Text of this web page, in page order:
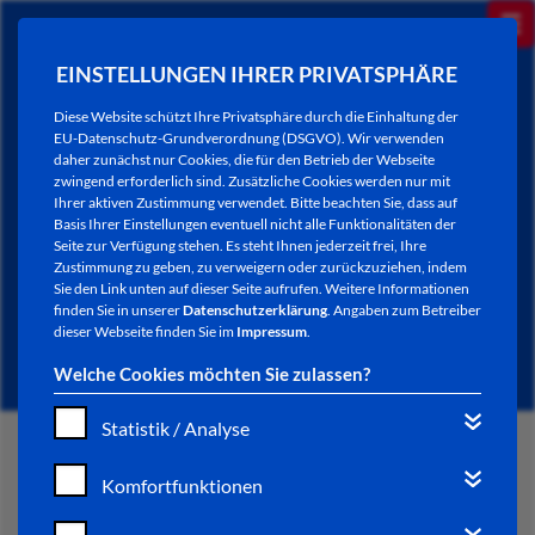
EINSTELLUNGEN IHRER PRIVATSPHÄRE
Diese Website schützt Ihre Privatsphäre durch die Einhaltung der
EU-Datenschutz-Grundverordnung (DSGVO). Wir verwenden
daher zunächst nur Cookies, die für den Betrieb der Webseite
zwingend erforderlich sind. Zusätzliche Cookies werden nur mit
Ihrer aktiven Zustimmung verwendet. Bitte beachten Sie, dass auf
Basis Ihrer Einstellungen eventuell nicht alle Funktionalitäten der
Seite zur Verfügung stehen. Es steht Ihnen jederzeit frei, Ihre
Zustimmung zu geben, zu verweigern oder zurückzuziehen, indem
Sie den Link unten auf dieser Seite aufrufen. Weitere Informationen
finden Sie in unsererDatenschutzerklärung. Angaben zum Betreiber
dieser Webseite finden Sie im Impressum.
Welche Cookies möchten Sie zulassen?
Statistik / Analyse
Komfortfunktionen
NEWSLETTER / CITY LETTER
START